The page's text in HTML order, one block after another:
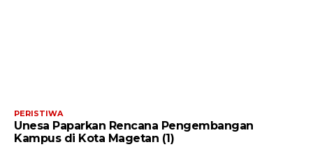
PERISTIWA
Unesa Paparkan Rencana Pengembangan
Kampus di Kota Magetan (1)